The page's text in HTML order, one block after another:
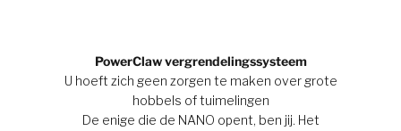
PowerClaw vergrendelingssysteem
U hoeft zich geen zorgen te maken over grote
hobbels of tuimelingen
De enige die de NANO opent, ben jij. Het